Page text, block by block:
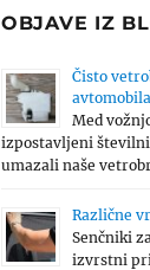
OBJAVE IZ
Čisto
avtomobila
Med
izpostavljeni
umazali naše
Različne
Senčniki
izvrstni